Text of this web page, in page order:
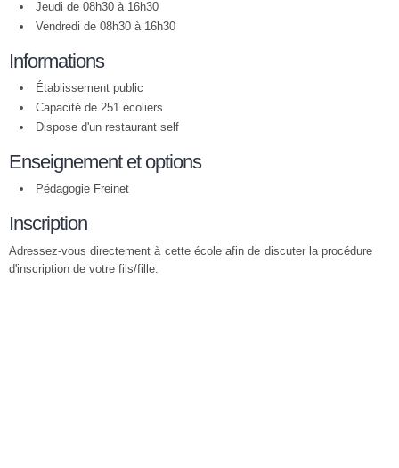
Jeudi de 08h30 à 16h30
Vendredi de 08h30 à 16h30
Informations
Établissement public
Capacité de 251 écoliers
Dispose d'un restaurant self
Enseignement et options
Pédagogie Freinet
Inscription
Adressez-vous directement à cette école afin de discuter la procédure
d'inscription de votre fils/fille.